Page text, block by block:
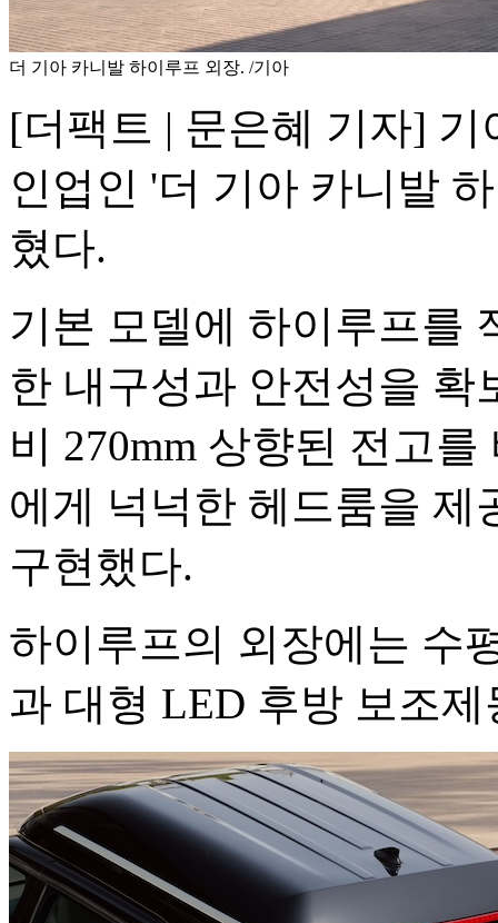
더 기아 카니발 하이루프 외장. /기아
[더팩트 | 문은혜 기자]
인업인 '더 기아 카니발
혔다.
기본 모델에 하이루프를
한 내구성과 안전성을 확
비 270mm 상향된 전고
에게 넉넉한 헤드룸을 제
구현했다.
하이루프의 외장에는 수
과 대형 LED 후방 보조